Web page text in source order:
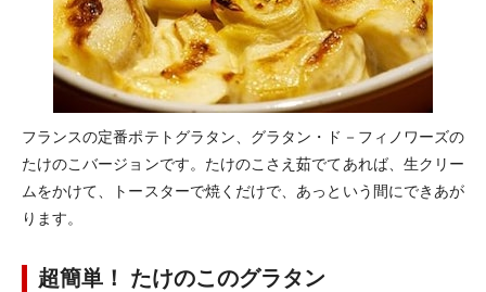
フランスの定番ポテトグラタン、グラタン・ド－フィノワーズの
たけのこバージョンです。たけのこさえ茹でてあれば、生クリー
ムをかけて、トースターで焼くだけで、あっという間にできあが
ります。
超簡単！ たけのこのグラタン